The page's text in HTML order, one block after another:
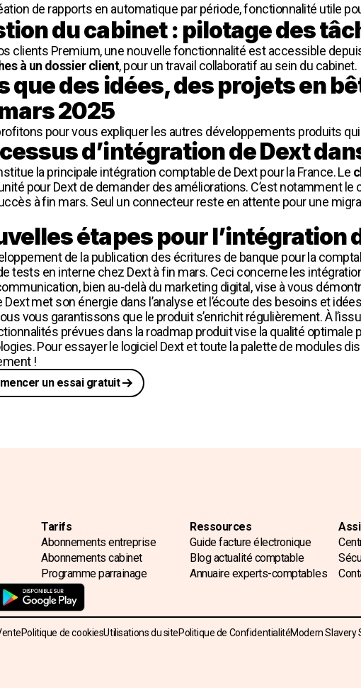
de rapports en automatique par période, fonctionnalité utile
du cabinet : pilotage des
clients Premium, une nouvelle fonctionnalité est accessible
à un dossier client, pour un travail collaboratif au sein du cabinet.
que des idées, des projets en
2025
pour vous expliquer les autres développements produits
d’intégration de Dext
la principale intégration comptable de Dext pour la France. Le
pour Dext de demander des améliorations. C’est notamment le
à fin mars. Seul un connecteur reste en attente pour une
étapes pour l’intégration
de la publication des écritures de banque pour la
tests en interne chez Dext à fin mars. Ceci concerne les
bien au-delà du marketing digital, vise à vous
Dext met son énergie dans l’analyse et l’écoute des besoins et
vous garantissons que le produit s’enrichit régulièrement. À
prévues dans la roadmap produit vise la qualité optimale
Pour essayer le logiciel Dext et toute la palette de modules
!
un essai gratuit
Tarifs
Abonnements entreprise
Abonnements cabinet
Programme parrainage
Ressources
Guide facture électronique
Blog actualité comptable
Annuaire experts-comptables
Politique de cookiesUtilisations du sitePolitique de ConfidentialitéModern